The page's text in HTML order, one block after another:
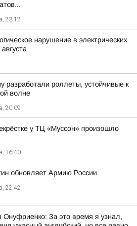
23:12
нарушение в электрических
разработали роллеты, устойчивые к
волне
20:09
у ТЦ «Муссон» произошло
16:40
обновляет Армию России
22:42
Онуфриенко: За это время я узнал,